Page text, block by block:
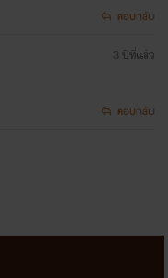
ตอบกลับ
3 ปีที่แล้ว
ตอบกลับ